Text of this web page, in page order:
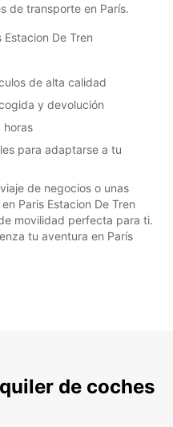
de transporte en París.
De Tren
de alta calidad
y devolución
horas
para adaptarse a tu
de negocios o unas
Paris Estacion De Tren
movilidad perfecta para ti.
tu aventura en París
de coches